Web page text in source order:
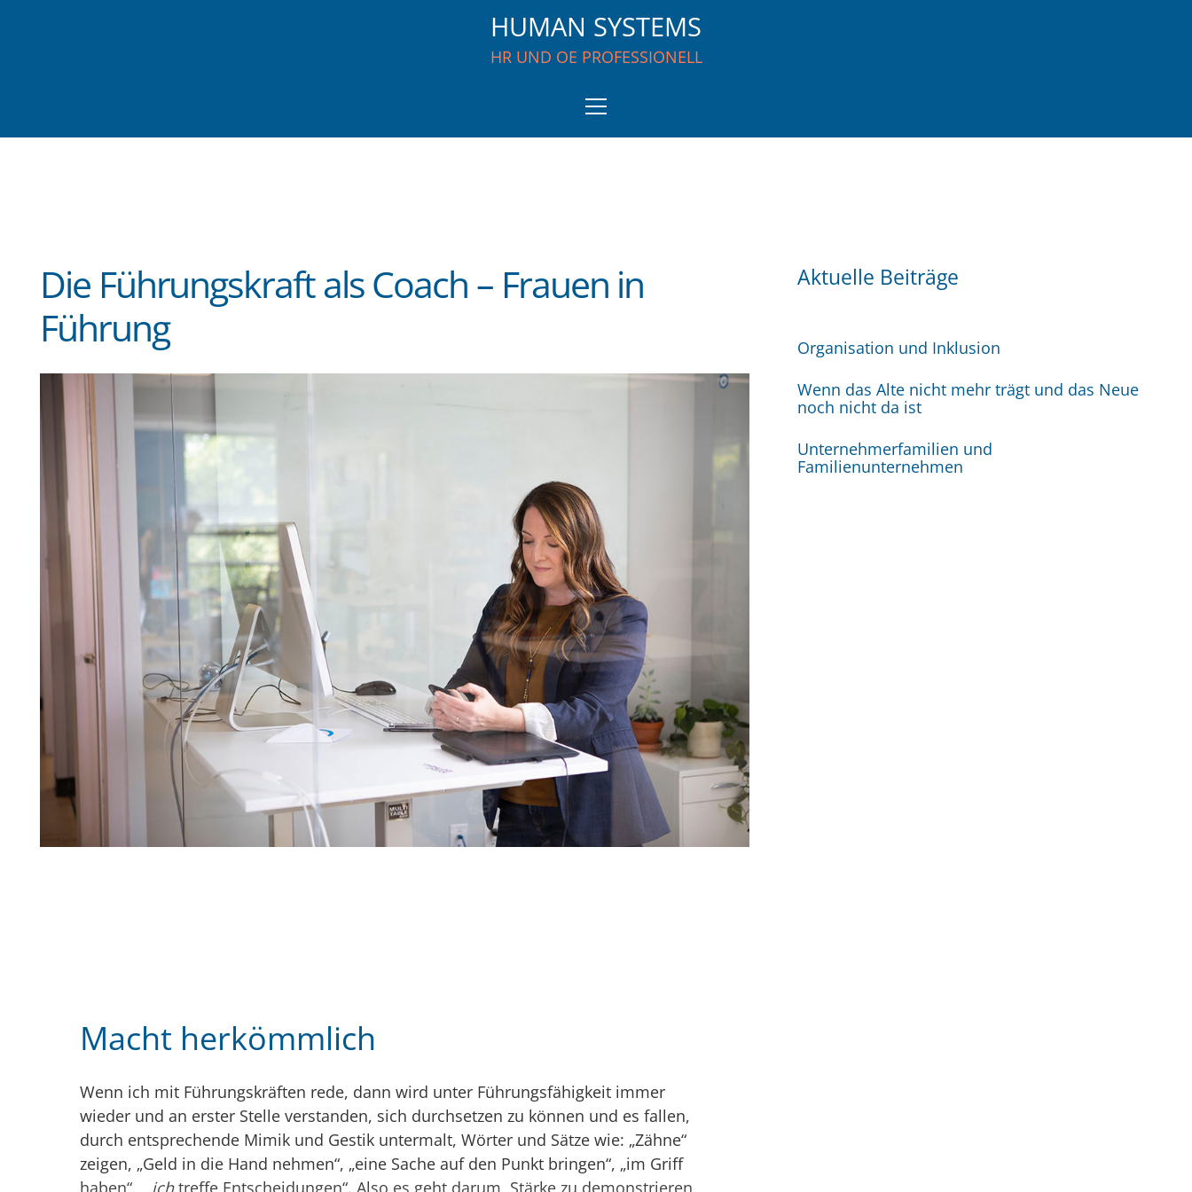
HUMAN SYSTEMS
HR UND OE PROFESSIONELL
Die Führungskraft als Coach – Frauen in
Führung
Macht herkömmlich
Wenn ich mit Führungskräften rede, dann wird unter Führungsfähigkeit immer
wieder und an erster Stelle verstanden, sich durchsetzen zu können und es fallen,
durch entsprechende Mimik und Gestik untermalt, Wörter und Sätze wie: „Zähne“
zeigen, „Geld in die Hand nehmen“, „eine Sache auf den Punkt bringen“, „im Griff
Aktuelle Beiträge
Organisation und Inklusion
Wenn das Alte nicht mehr trägt und das Neue
noch nicht da ist
Unternehmerfamilien und
Familienunternehmen